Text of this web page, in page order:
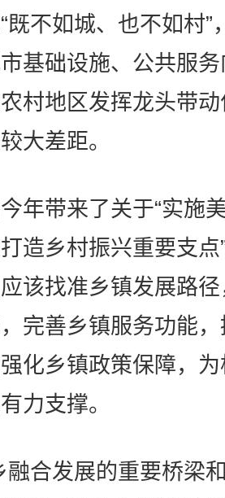
既不如城、也不如村”
基础设施、公共服
村地区发挥龙头带
大差距。
年带来了关于“实施
造乡村振兴重要支点
该找准乡镇发展路
完善乡镇服务功能
化乡镇政策保障，
力支撑。
融合发展的重要桥梁